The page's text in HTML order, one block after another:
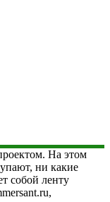
На этом
ни какие
собой ленту